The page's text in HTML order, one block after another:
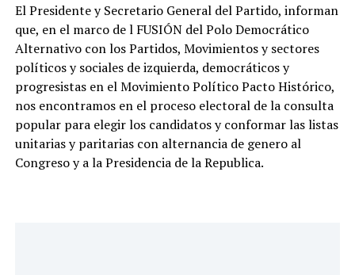
El Presidente y Secretario General del Partido, informan
que, en el marco de l FUSIÓN del Polo Democrático
Alternativo con los Partidos, Movimientos y sectores
políticos y sociales de izquierda, democráticos y
progresistas en el Movimiento Político Pacto Histórico,
nos encontramos en el proceso electoral de la consulta
popular para elegir los candidatos y conformar las listas
unitarias y paritarias con alternancia de genero al
Congreso y a la Presidencia de la Republica.